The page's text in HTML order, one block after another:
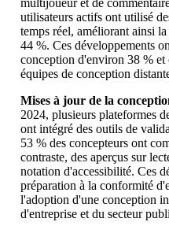
multijoueur et de
utilisateurs actifs ont utilisé
temps réel, améliorant ainsi
44 %. Ces développements
conception d'environ 38 %
équipes de conception
Mises à jour de la
2024, plusieurs plateformes
ont intégré des outils de
53 % des concepteurs ont
contraste, des aperçus sur
notation d'accessibilité. Ces
préparation à la conformité
l'adoption d'une conception
d'entreprise et du secteur